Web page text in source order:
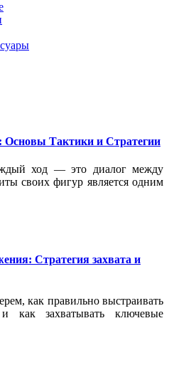
Тактики и Стратегии
ход — это диалог между
своих фигур является одним
Стратегия захвата и
как правильно выстраивать
как захватывать ключевые